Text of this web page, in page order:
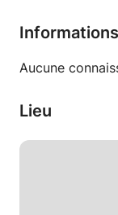
Aucune
Lieu